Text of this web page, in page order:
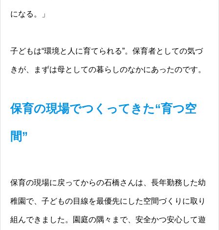
になる。」
子どもは“環境と人に育てられる”。保育者としての気づ
きが、まずは母としての暮らしのなかにあったのです。
保育の現場でつくってきた“育つ空
間”
保育の現場に戻ってからの石橋さんは、長年勤務した幼
稚園で、子どもの目線を最優先にした空間づくりに取り
組んできました。園庭の隅々まで、安全かつ安心して遊